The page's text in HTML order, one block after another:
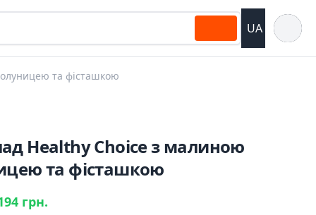
UA
та фісташкою
Healthy Choice з малиною
та фісташкою
грн.